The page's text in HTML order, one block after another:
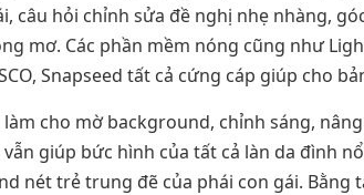
câu hỏi chỉnh sửa đề nghị nhẹ nhàng,
mơ. Các phần mềm nóng cũng như
Snapseed tất cả cứng cáp giúp cho
cho mờ background, chỉnh sáng,
giúp bức hình của tất cả làn da đình
nét trẻ trung đẽ của phái con gái.